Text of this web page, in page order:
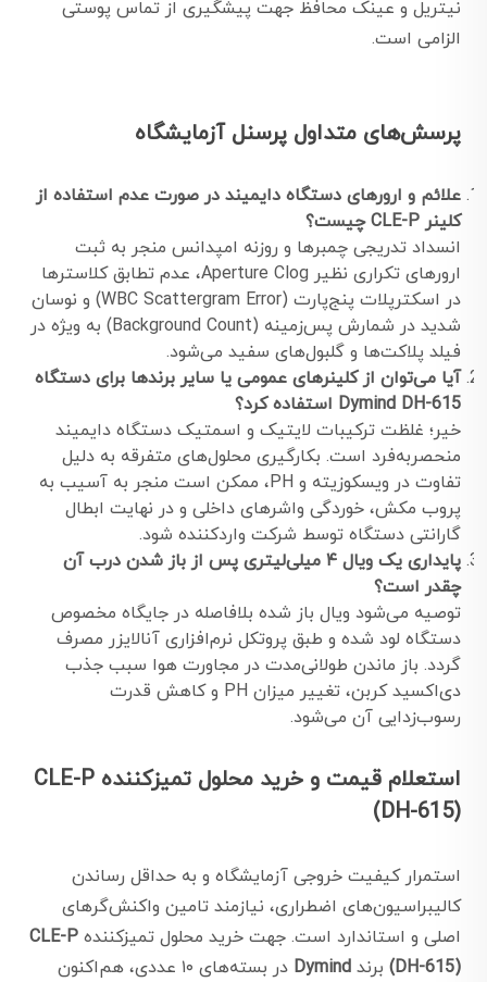
نیتریل و عینک محافظ جهت پیشگیری از تماس پوستی
الزامی است.
پرسش‌های متداول پرسنل آزمایشگاه
علائم و ارورهای دستگاه دایمیند در صورت عدم استفاده از
کلینر CLE-P چیست؟
انسداد تدریجی چمبرها و روزنه امپدانس منجر به ثبت
ارورهای تکراری نظیر Aperture Clog، عدم تطابق کلاسترها
در اسکترپلات پنج‌پارت (WBC Scattergram Error) و نوسان
شدید در شمارش پس‌زمینه (Background Count) به ویژه در
فیلد پلاکت‌ها و گلبول‌های سفید می‌شود.
آیا می‌توان از کلینرهای عمومی یا سایر برندها برای دستگاه
Dymind DH-615 استفاده کرد؟
خیر؛ غلظت ترکیبات لایتیک و اسمتیک دستگاه دایمیند
منحصربه‌فرد است. بکارگیری محلول‌های متفرقه به دلیل
تفاوت در ویسکوزیته و PH، ممکن است منجر به آسیب به
پروب مکش، خوردگی واشرهای داخلی و در نهایت ابطال
گارانتی دستگاه توسط شرکت واردکننده شود.
پایداری یک ویال ۴ میلی‌لیتری پس از باز شدن درب آن
چقدر است؟
توصیه می‌شود ویال باز شده بلافاصله در جایگاه مخصوص
دستگاه لود شده و طبق پروتکل نرم‌افزاری آنالایزر مصرف
گردد. باز ماندن طولانی‌مدت در مجاورت هوا سبب جذب
دی‌اکسید کربن، تغییر میزان PH و کاهش قدرت
رسوب‌زدایی آن می‌شود.
استعلام قیمت و خرید محلول تمیزکننده CLE-P
(DH-615)
استمرار کیفیت خروجی آزمایشگاه و به حداقل رساندن
کالیبراسیون‌های اضطراری، نیازمند تامین واکنش‌گرهای
اصلی و استاندارد است. جهت خرید محلول تمیزکننده CLE-P
(DH-615) برند Dymind
در بسته‌های ۱۰ عددی، هم‌اکنون